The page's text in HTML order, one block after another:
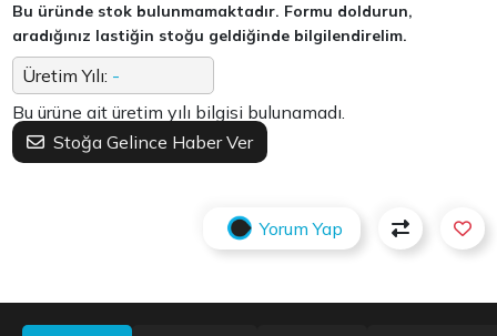
Bu üründe stok bulunmamaktadır. Formu doldurun,
aradığınız lastiğin stoğu geldiğinde bilgilendirelim.
Üretim Yılı: -
Bu ürüne ait üretim yılı bilgisi bulunamadı.
Stoğa Gelince Haber Ver
Yorum Yap